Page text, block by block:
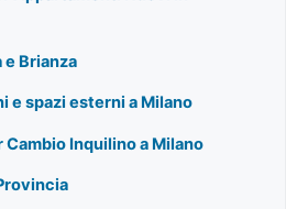
e Brianza
e spazi esterni a Milano
Inquilino a Milano